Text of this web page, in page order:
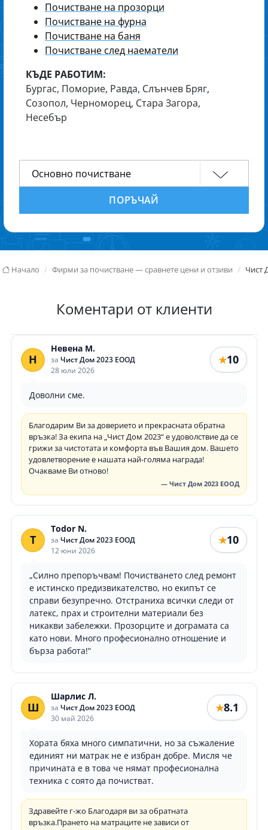
Почистване на прозорци
Почистване на фурна
Почистване на баня
Почистване след наематели
КЪДЕ РАБОТИМ:
Бургас, Поморие, Равда, Слънчев Бряг,
Созопол, Черноморец, Стара Загора,
Несебър
ПОРЪЧАЙ
Начало Фирми за почистване — сравнете цени и отзиви Чист
Коментари от клиенти
Н
Невена М.
за Чист Дом 2023 ЕООД
28 юли 2026
★10
Доволни сме.
Благодарим Ви за доверието и прекрасната обратна
връзка! За екипа на „Чист Дом 2023“ е удоволствие да се
грижи за чистотата и комфорта във Вашия дом. Вашето
удовлетворение е нашата най-голяма награда!
Очакваме Ви отново!
— Чист Дом 2023 ЕООД
T
Todor N.
за Чист Дом 2023 ЕООД
12 юни 2026
★10
„Силно препоръчвам! Почистването след ремонт
е истинско предизвикателство, но екипът се
справи безупречно. Отстраниха всички следи от
латекс, прах и строителни материали без
никакви забележки. Прозорците и дограмата са
като нови. Много професионално отношение и
бърза работа!“
Ш
Шарлис Л.
за Чист Дом 2023 ЕООД
30 май 2026
★8.1
Хората бяха много симпатични, но за съжаление
единият ни матрак не е избран добре. Мисля че
причината е в това че нямат професионална
техника с соято да почистват.
Здравейте г-жо Благодаря ви за обратната
връзка.Прането на матраците не зависи от